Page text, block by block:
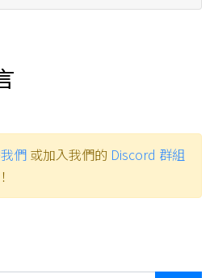
們 或加入我們的 Discord 群組